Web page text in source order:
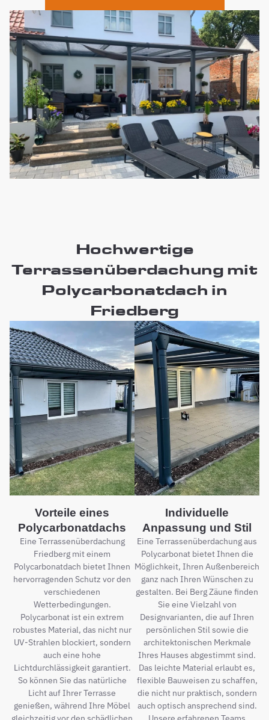
Hochwertige
Terrassenüberdachung mit
Polycarbonatdach in
Friedberg
Vorteile eines
Polycarbonatdachs
Eine Terrassenüberdachung
Friedberg mit einem
Polycarbonatdach bietet Ihnen
hervorragenden Schutz vor den
verschiedenen
Wetterbedingungen.
Polycarbonat ist ein extrem
robustes Material, das nicht nur
UV-Strahlen blockiert, sondern
auch eine hohe
Lichtdurchlässigkeit garantiert.
So können Sie das natürliche
Licht auf Ihrer Terrasse
genießen, während Ihre Möbel
Individuelle
Anpassung und Stil
Eine Terrassenüberdachung aus
Polycarbonat bietet Ihnen die
Möglichkeit, Ihren Außenbereich
ganz nach Ihren Wünschen zu
gestalten. Bei Berg Zäune finden
Sie eine Vielzahl von
Designvarianten, die auf Ihren
persönlichen Stil sowie die
architektonischen Merkmale
Ihres Hauses abgestimmt sind.
Das leichte Material erlaubt es,
flexible Bauweisen zu schaffen,
die nicht nur praktisch, sondern
auch optisch ansprechend sind.